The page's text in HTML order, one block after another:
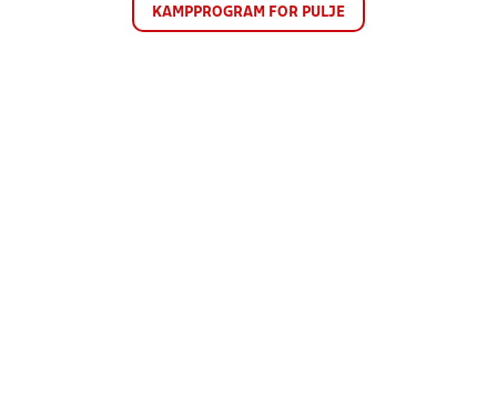
KAMPPROGRAM FOR PULJE